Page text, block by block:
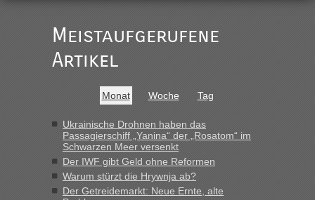
Verdacht.“
inRecht, Visa und Dokumente • Re: Seit Anfang des
Milliarden aufgedeckt
und du nicht damit handeln willst. So lange das nicht
Originalverpackt ist und ersichlich das nicht neu sollte es
keine Probleme geben“
Recht, Visa und Dokumente • Deklaration
gebrauchter Kleidung beim Zoll
Meistaufgerufene
Artikel
Monat Woche Tag
Ukrainische Drohnen haben das
Passagierschiff „Yanina“ der „Rosatom“ im
Schwarzen Meer versenkt
Der IWF gibt Geld ohne Reformen
Warum stürzt die Hrywnja ab?
Der Getreidemarkt: Neue Ernte, alte